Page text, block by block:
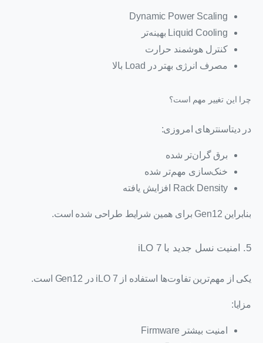
Dynamic Power Scaling
Liquid Cooling بهینه‌تر
کنترل هوشمند حرارت
مصرف انرژی بهتر در Load بالا
چرا این تغییر مهم است؟
در دیتاسنترهای امروزی:
برق گران‌تر شده
خنک‌سازی مهم‌تر شده
Rack Density افزایش یافته
بنابراین Gen12 برای همین شرایط طراحی شده است.
5. امنیت نسل جدید با iLO 7
یکی از مهم‌ترین تفاوت‌ها استفاده از iLO 7 در Gen12 است.
مزایا:
امنیت بیشتر Firmware